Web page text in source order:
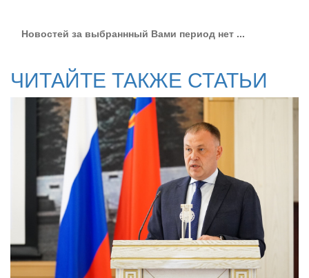
Новостей за выбраннный Вами период нет ...
ЧИТАЙТЕ ТАКЖЕ СТАТЬИ